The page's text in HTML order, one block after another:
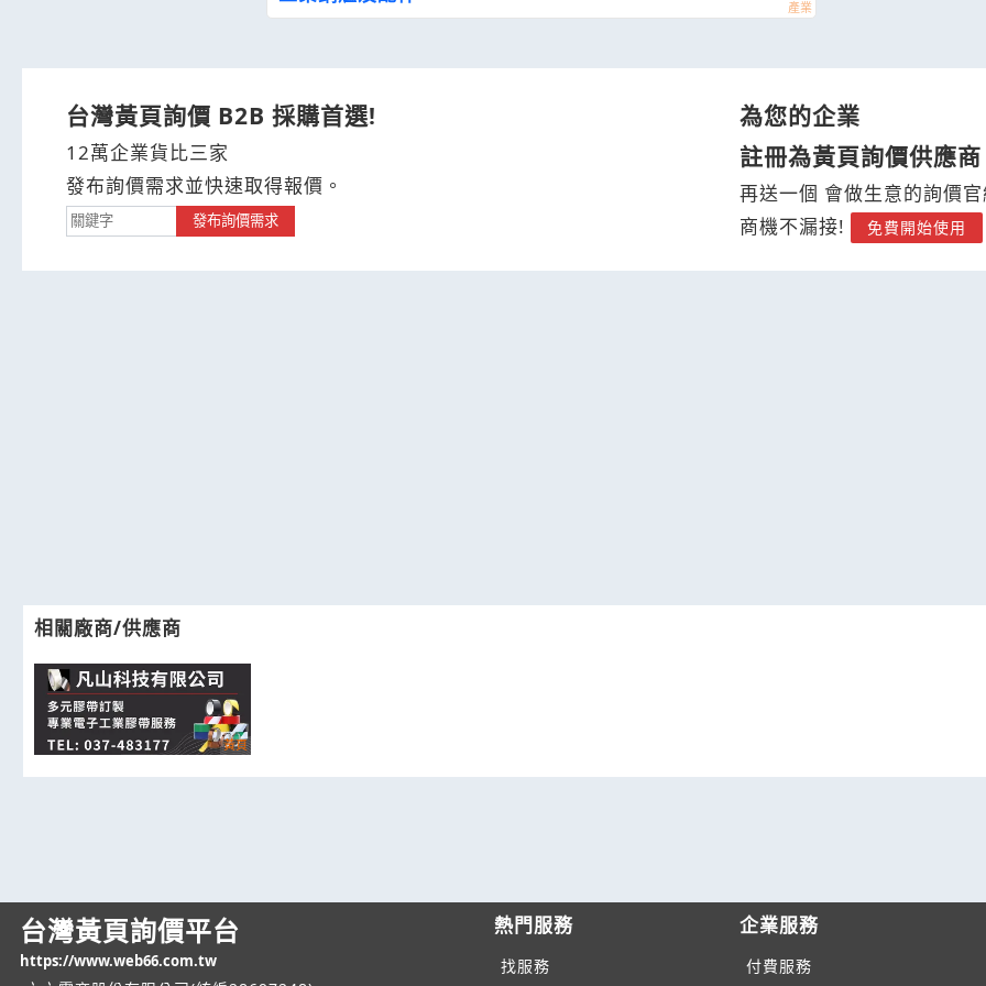
台灣黃頁詢價 B2B 採購首選!
12萬企業貨比三家
發布詢價需求並快速取得報價。
發布詢價需求
為您的企業
註冊為黃頁詢價供應商
再送一個 會做生意的詢價
商機不漏接!
免費開始使用
相關廠商/供應商
台灣黃頁詢價平台
https://www.web66.com.tw
熱門服務
找服務
企業服務
付費服務